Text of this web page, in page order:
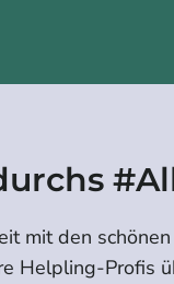
mit den
Helpling-Profis